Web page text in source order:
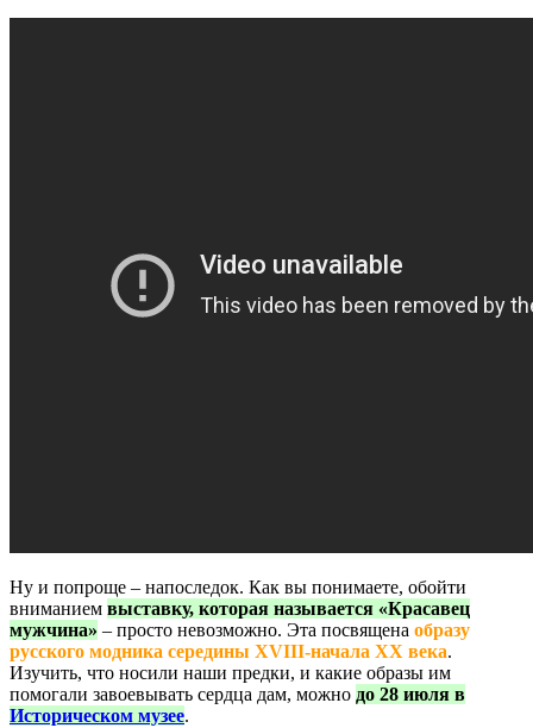
Ну и попроще – напоследок. Как вы понимаете, обойти
вниманием выставку, которая называется «Красавец
мужчина» – просто невозможно. Эта посвящена образу
русского модника середины XVIII-начала ХХ века.
Изучить, что носили наши предки, и какие образы им
помогали завоевывать сердца дам, можно до 28 июля в
Историческом музее.